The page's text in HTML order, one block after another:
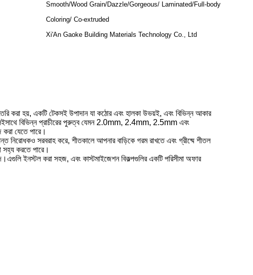
Smooth/Wood Grain/Dazzle/Gorgeous/ Laminated/Full-body
Coloring/ Co-extruded
Xi'An Gaoke Building Materials Technology Co., Ltd
করা হয়, একটি টেকসই উপাদান যা কঠোর এবং হালকা উভয়ই, এবং বিভিন্ন আকার
বিভিন্ন প্রাচীরের পুরুত্ব যেমন 2.0mm, 2.4mm, 2.5mm এবং
যেতে পারে।
নিরোধকও সরবরাহ করে, শীতকালে আপনার বাড়িকে গরম রাখতে এবং গ্রীষ্মে শীতল
সহ্য করতে পারে।
ইনস্টল করা সহজ, এবং কাস্টমাইজেশন বিকল্পগুলির একটি পরিসীমা অফার